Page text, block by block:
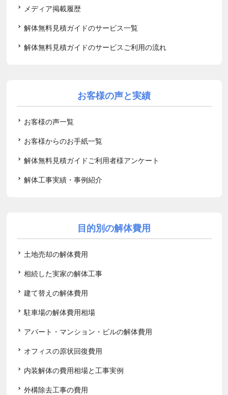
メディア掲載履歴
解体無料見積ガイドのサービス一覧
解体無料見積ガイドのサービスご利用の流れ
お客様の声と実績
お客様の声一覧
お客様からのお手紙一覧
解体無料見積ガイドご利用者様アンケート
解体工事実績・事例紹介
目的別の解体費用
土地売却の解体費用
相続した実家の解体工事
建て替えの解体費用
駐車場の解体費用相場
アパート・マンション・ビルの解体費用
オフィスの原状回復費用
内装解体の費用相場と工事実例
外構除去工事の費用